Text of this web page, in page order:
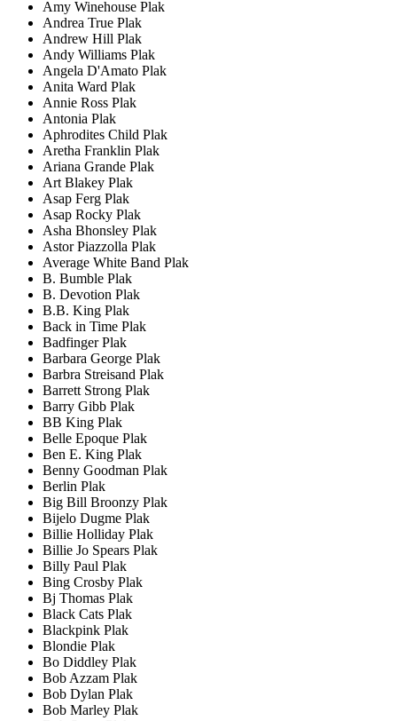
Amy Winehouse Plak
Andrea True Plak
Andrew Hill Plak
Andy Williams Plak
Angela D'Amato Plak
Anita Ward Plak
Annie Ross Plak
Antonia Plak
Aphrodites Child Plak
Aretha Franklin Plak
Ariana Grande Plak
Art Blakey Plak
Asap Ferg Plak
Asap Rocky Plak
Asha Bhonsley Plak
Astor Piazzolla Plak
Average White Band Plak
B. Bumble Plak
B. Devotion Plak
B.B. King Plak
Back in Time Plak
Badfinger Plak
Barbara George Plak
Barbra Streisand Plak
Barrett Strong Plak
Barry Gibb Plak
BB King Plak
Belle Epoque Plak
Ben E. King Plak
Benny Goodman Plak
Berlin Plak
Big Bill Broonzy Plak
Bijelo Dugme Plak
Billie Holliday Plak
Billie Jo Spears Plak
Billy Paul Plak
Bing Crosby Plak
Bj Thomas Plak
Black Cats Plak
Blackpink Plak
Blondie Plak
Bo Diddley Plak
Bob Azzam Plak
Bob Dylan Plak
Bob Marley Plak